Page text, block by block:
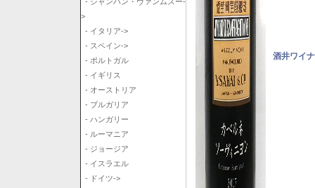
>
- イタリア->
- スペイン->
- ポルトガル
- イギリス
- オーストリア
- ブルガリア
- ハンガリー
- ルーマニア
- ジョージア
- イスラエル
- ドイツ->
酒井ワイ